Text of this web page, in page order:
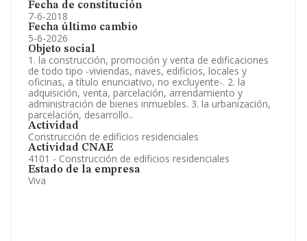
Fecha de constitución
7-6-2018
Fecha último cambio
5-6-2026
Objeto social
1. la construcción, promoción y venta de edificaciones
de todo tipo -viviendas, naves, edificios, locales y
oficinas, a título enunciativo, no excluyente-. 2. la
adquisición, venta, parcelación, arrendamiento y
administración de bienes inmuebles. 3. la urbanización,
parcelación, desarrollo..
Actividad
Construcción de edificios residenciales
Actividad CNAE
4101 - Construcción de edificios residenciales
Estado de la empresa
Viva